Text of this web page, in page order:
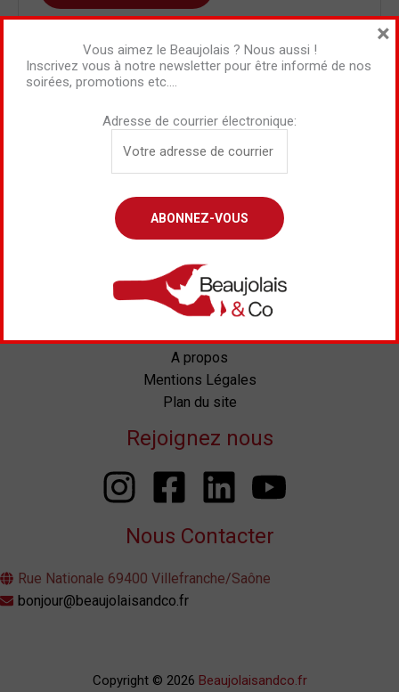
Nos Services
Réalisation Carte des Vins
Aide
A propos
Mentions Légales
Plan du site
Rejoignez nous
Nous Contacter
Rue Nationale 69400 Villefranche/Saône
bonjour@beaujolaisandco.fr
Copyright © 2026 Beaujolaisandco.fr
Vous aimez le Beaujolais ? Nous aussi !
Inscrivez vous à notre newsletter pour être informé de nos
soirées, promotions etc….
Adresse de courrier électronique:
×